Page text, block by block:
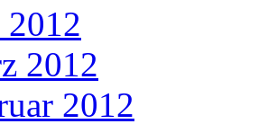
2012
2012